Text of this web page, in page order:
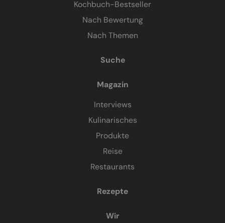
Kochbuch-Bestseller
Nach Bewertung
Nach Themen
Suche
Magazin
Interviews
Kulinarisches
Produkte
Reise
Restaurants
Rezepte
Wir